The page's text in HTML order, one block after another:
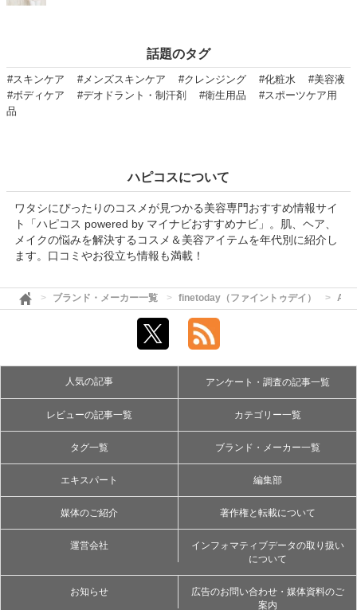
話題のタグ
#スキンケア #メンズスキンケア #クレンジング #化粧水
#美容液
#ボディケア
#デオドラント・制汗剤 #衛生用品
#スポーツケア用
品
ハピコスについて
ワタシにぴったりのコスメが見つかる美容専門おすすめ情報サイ
ト「ハピコス powered by マイナビおすすめナビ」。肌、ヘア、
メイクの悩みを解決するコスメ＆美容アイテムを年代別に紹介し
ます。口コミやお役立ち情報も満載！
ブランド・メーカー一覧 finetoday（ファイントゥデイ） Ag
人気の記事 アンケート・調査の記事一覧
レビューの記事一覧 カテゴリー一覧
タグ一覧 ブランド・メーカー一覧
エキスパート 編集部
媒体のご紹介 著作権と転載について
運営会社
インフォマティブデータの取り扱い
について
お知らせ
広告のお問い合わせ・媒体資料のご
案内